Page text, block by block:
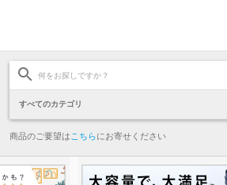
商品のご要望は こちらにお寄せください